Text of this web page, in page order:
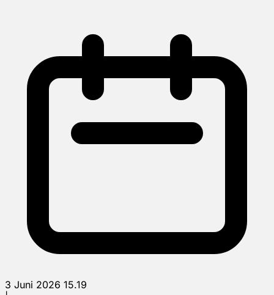
3 Juni 2026 15.19